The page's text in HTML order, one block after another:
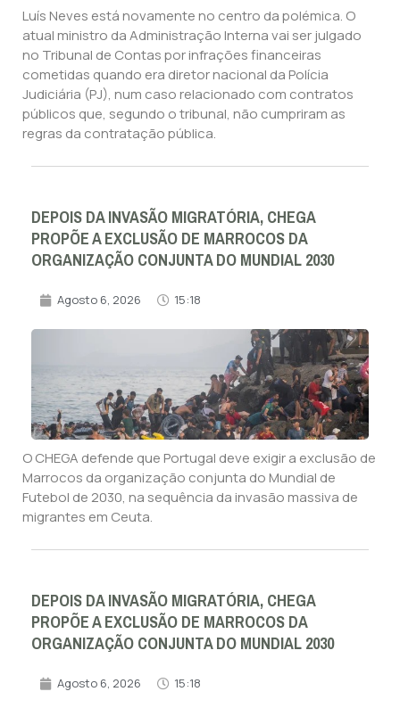
Luís Neves está novamente no centro da polémica. O
atual ministro da Administração Interna vai ser julgado
no Tribunal de Contas por infrações financeiras
cometidas quando era diretor nacional da Polícia
Judiciária (PJ), num caso relacionado com contratos
públicos que, segundo o tribunal, não cumpriram as
regras da contratação pública.
DEPOIS DA INVASÃO MIGRATÓRIA, CHEGA
PROPÕE A EXCLUSÃO DE MARROCOS DA
ORGANIZAÇÃO CONJUNTA DO MUNDIAL 2030
Agosto 6, 2026 15:18
O CHEGA defende que Portugal deve exigir a exclusão de
Marrocos da organização conjunta do Mundial de
Futebol de 2030, na sequência da invasão massiva de
migrantes em Ceuta.
DEPOIS DA INVASÃO MIGRATÓRIA, CHEGA
PROPÕE A EXCLUSÃO DE MARROCOS DA
ORGANIZAÇÃO CONJUNTA DO MUNDIAL 2030
Agosto 6, 2026 15:18